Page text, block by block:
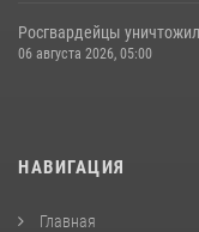
Росгвардейцы
06 августа 2026, 05:00
НАВИГАЦИЯ
Главная